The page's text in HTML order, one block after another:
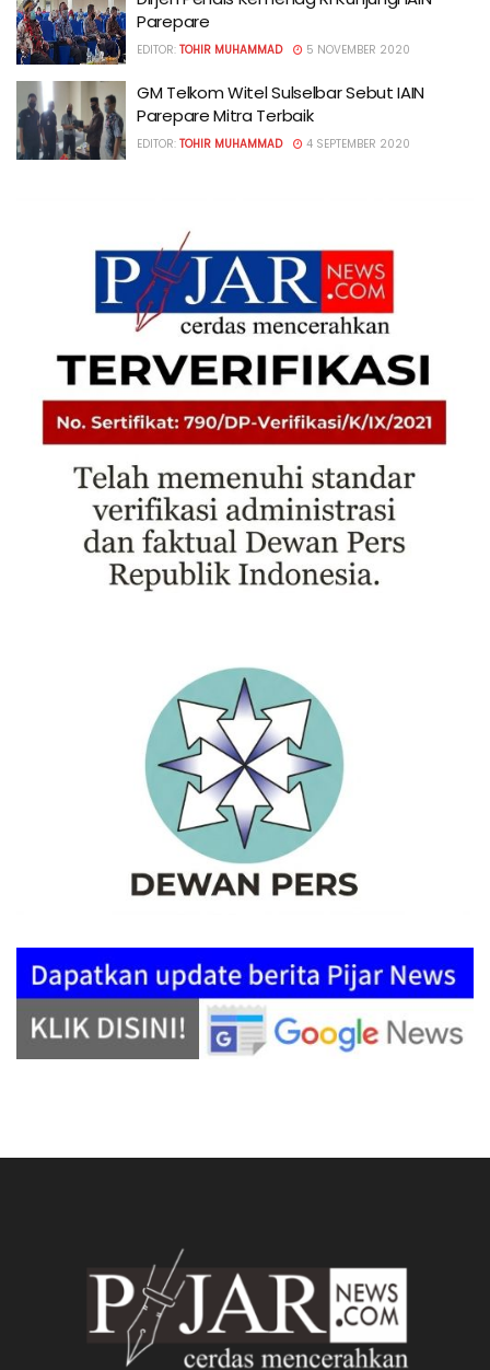
Parepare
EDITOR: TOHIR MUHAMMAD 5 NOVEMBER 2020
GM Telkom Witel Sulselbar Sebut IAIN
Parepare Mitra Terbaik
EDITOR: TOHIR MUHAMMAD 4 SEPTEMBER 2020